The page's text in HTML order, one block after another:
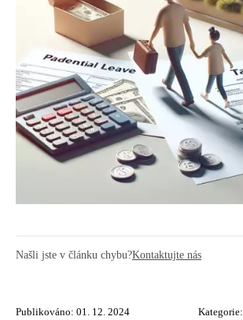
Našli jste v článku chybu?Kontaktujte nás
Publikováno: 01. 12. 2024 Kategorie: